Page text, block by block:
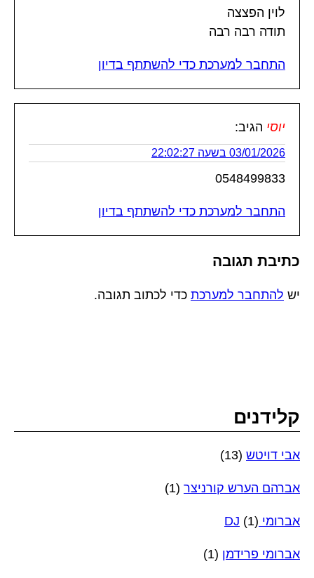
לוין הפצצה
תודה רבה רבה
התחבר למערכת כדי להשתתף בדיון
יוסי הגיב:
03/01/2026 בשעה 22:02:27
0548499833
התחבר למערכת כדי להשתתף בדיון
כתיבת תגובה
יש להתחבר למערכת כדי לכתוב תגובה.
קלידנים
אבי דויטש (13)
אברהם הערש קורניצר (1)
אברומי DJ (1)
אברומי פרידמן (1)